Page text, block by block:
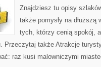
Znajdziesz tu opisy
także pomysły na dłuższą
tych, którzy cenią spokój,
Przeczytaj także Atrakcje
raz kusi malowniczymi